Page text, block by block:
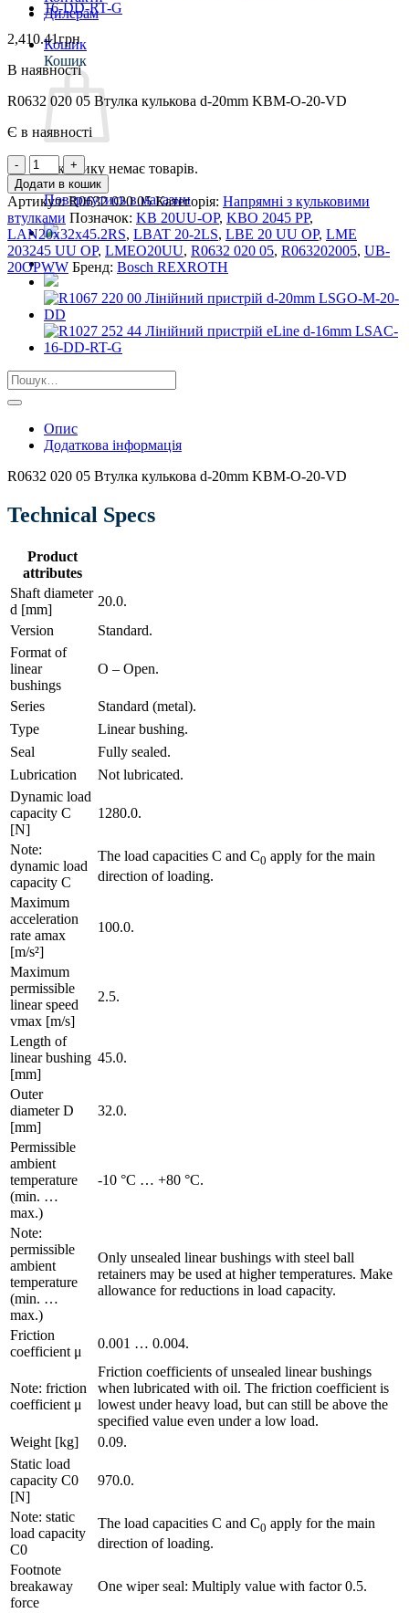
Дилерам
Кошик
Кошик
У кошику немає товарів.
Повернутись в магазин
2,410.41грн
В наявності
R0632 020 05 Втулка кулькова d-20mm KBM-O-20-VD
Є в наявності
R0632
020
05
Втулка
кулькова
d-
20mm
KBM-
20-
VD
кількість
Додати в кошик
Артикул:R0632 020 05 Категорія: Напрямні з кульковими
втулками Позначок: KB 20UU-OP, KBO 2045 PP,
LAN20x32x45.2RS, LBAT 20-2LS, LBE 20 UU OP, LME
203245 UU OP, LMEO20UU, R0632 020 05, R063202005, UB-
20OPWW Бренд: Bosch REXROTH
Шукати:
Опис
Додаткова інформація
R0632 020 05 Втулка кулькова d-20mm KBM-O-20-VD
Technical Specs
Product
attributes
Shaft diameter
d [mm]
20.0.
Version
Standard.
Format of
linear
bushings
O – Open.
Series
Standard (metal).
Type
Linear bushing.
Seal
Fully sealed.
Lubrication
Not lubricated.
Dynamic load
capacity C
[N]
1280.0.
Note:
dynamic load
capacity C
The load capacities C and C0 apply for the main
direction of loading.
Maximum
acceleration
rate amax
[m/s²]
100.0.
Maximum
permissible
linear speed
vmax [m/s]
2.5.
Length of
linear bushing
[mm]
45.0.
Outer
diameter D
[mm]
32.0.
Permissible
ambient
temperature
(min. …
max.)
-10 °C … +80 °C.
Note:
permissible
ambient
temperature
(min. …
max.)
Only unsealed linear bushings with steel ball
retainers may be used at higher temperatures. Make
allowance for reductions in load capacity.
Friction
coefficient μ
0.001 … 0.004.
Note: friction
coefficient μ
Friction coefficients of unsealed linear bushings
when lubricated with oil. The friction coefficient is
lowest under heavy load, but can still be above the
specified value even under a low load.
Weight [kg]
0.09.
Static load
capacity C0
[N]
970.0.
Note: static
load capacity
C0
The load capacities C and C0 apply for the main
direction of loading.
Footnote
breakaway
force
One wiper seal: Multiply value with factor 0.5.